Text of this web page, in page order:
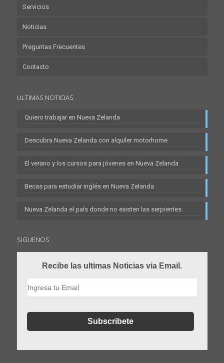
Servicios
Noticias
Preguntas Frecuentes
Contacto
ULTIMAS NOTICIAS
Quiero trabajar en Nueva Zelanda
Descubra Nueva Zelanda con alquiler motorhome
El verano y los cursos para jóvenes en Nueva Zelanda
Becas para estudiar inglés en Nueva Zelanda
Nueva Zelanda el país donde no existen las serpientes.
SIGUENOS
Recibe las ultimas Noticias via Email.